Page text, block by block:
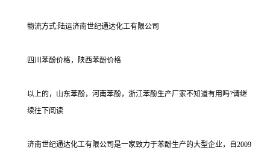
物流方式:陆运济南世纪通达化工有限公司
四川苯酚价格，陕西苯酚价格
以上的，山东苯酚，河南苯酚，浙江苯酚生产厂家不知道有用吗?请继
续往下阅读
济南世纪通达化工有限公司是一家致力于苯酚生产的大型企业，自2009